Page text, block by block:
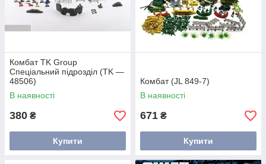
Комбат TK Group
Спеціальний підрозділ (TK —
48506)
В наявності
380 ₴
Купити
Комбат (JL 849-7)
В наявності
671 ₴
Купити